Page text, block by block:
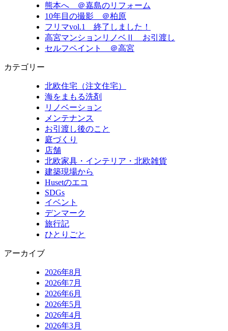
熊本へ ＠嘉島のリフォーム
10年目の撮影 ＠柏原
フリマvol.1 終了しました！
高宮マンションリノベⅡ お引渡し
セルフペイント ＠高宮
カテゴリー
北欧住宅（注文住宅）
海をまもる洗剤
リノベーション
メンテナンス
お引渡し後のこと
庭づくり
店舗
北欧家具・インテリア・北欧雑貨
建築現場から
Husetのエコ
SDGs
イベント
デンマーク
旅行記
ひとりごと
アーカイブ
2026年8月
2026年7月
2026年6月
2026年5月
2026年4月
2026年3月